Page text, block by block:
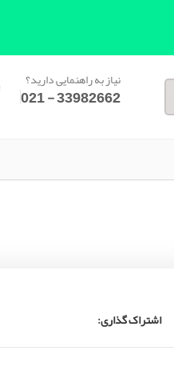
نیاز به راهنمایی دارید؟
33982662 - 021
اشتراک گذاری: